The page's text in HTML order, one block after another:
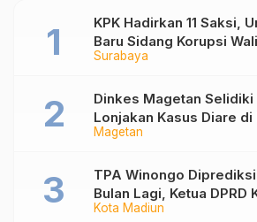
Surabaya
KPK Hadirkan 11 Saksi,
Baru Sidang Korupsi
Nonaktif Maidi
Magetan
Dinkes Magetan Selidiki
Lonjakan Kasus Diare
Lakukan Penyelidikan
Kota Madiun
TPA Winongo Diprediksi
Bulan Lagi, Ketua DPRD
Desak Pemkot Percepat